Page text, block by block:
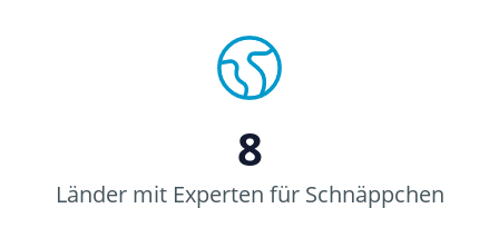
8
Länder mit Experten für Schnäppchen